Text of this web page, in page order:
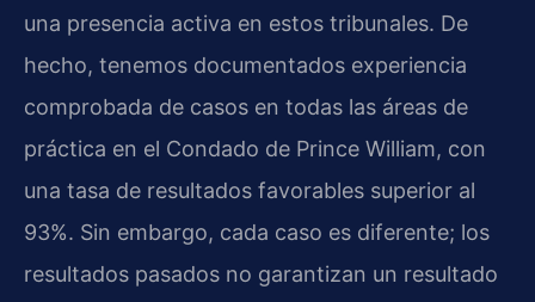
una presencia activa en estos tribunales. De
hecho, tenemos documentados experiencia
comprobada de casos en todas las áreas de
práctica en el Condado de Prince William, con
una tasa de resultados favorables superior al
93%. Sin embargo, cada caso es diferente; los
resultados pasados no garantizan un resultado